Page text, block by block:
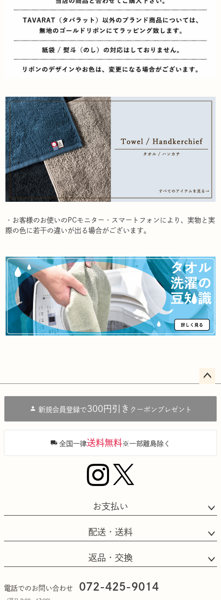
・お客様のお使いのPCモニター・スマートフォンにより、実物と実
際の色に若干の違いが出る場合がございます。
へ
新規会員登録で300円引き クーポンプレゼント
全国一律送料無料※一部離島除く
お支払い
配送・送料
返品・交換
電話でのお問い合わせ 072-425-9014